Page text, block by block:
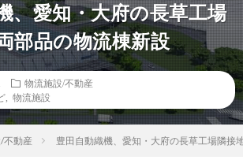
、愛知・大府の長草工場
部品の物流棟新設
物流施設/不動産
物流施設
不動産 豊田自動織機、愛知・大府の長草工場隣接